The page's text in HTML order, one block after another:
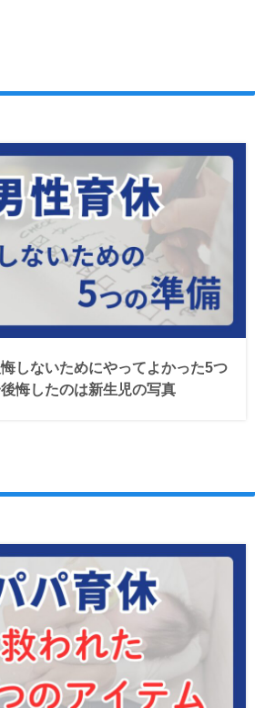
しないためにやってよかった5つ
悔したのは新生児の写真